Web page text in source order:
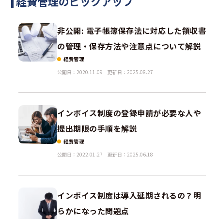
非公開: 電子帳簿保存法に対応した領収書
の管理・保存方法や注意点について解説
経費管理
公開日：2020.11.09
更新日：2025.08.27
インボイス制度の登録申請が必要な人や
提出期限の手順を解説
経費管理
公開日：2022.01.27
更新日：2025.06.18
インボイス制度は導入延期されるの？明
らかになった問題点